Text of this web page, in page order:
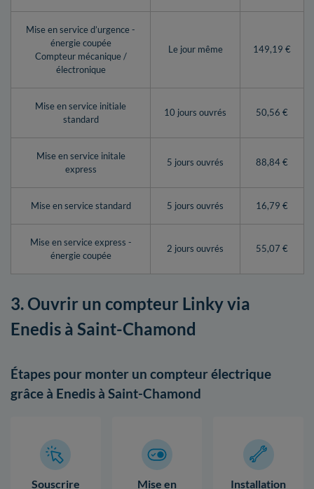
Mise en service d’urgence -
énergie coupée
Compteur mécanique /
électronique
Le jour même 149,19 €
Mise en service initiale
standard
10 jours ouvrés 50,56 €
Mise en service initale
express
5 jours ouvrés 88,84 €
Mise en service standard 5 jours ouvrés 16,79 €
Mise en service express -
énergie coupée
2 jours ouvrés 55,07 €
3. Ouvrir un compteur Linky via
Enedis à Saint-Chamond
Étapes pour monter un compteur électrique
grâce à Enedis à Saint-Chamond
Souscrire
Mise en
Installation